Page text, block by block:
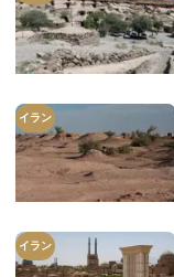
イラン
イラン